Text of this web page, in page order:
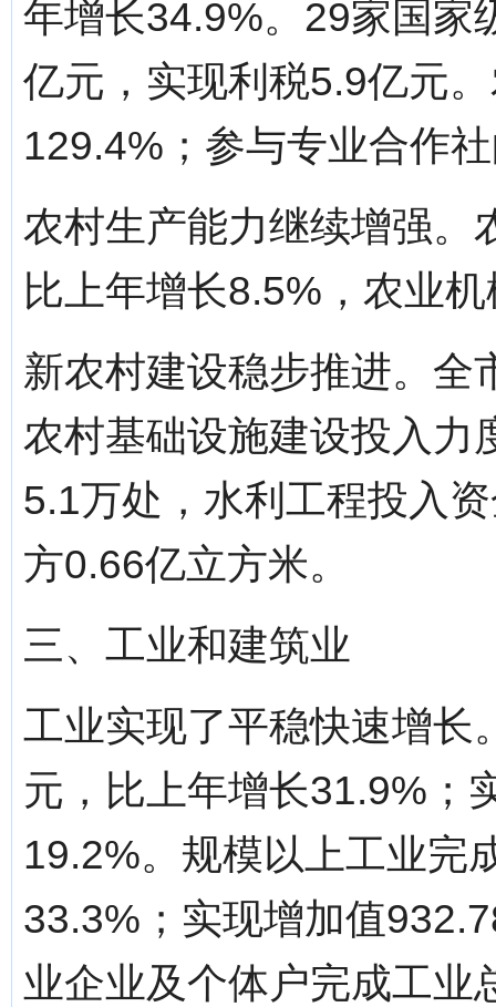
年增长34.9%。29家国家
亿元，实现利税5.9亿元
129.4%；参与专业合作
农村生产能力继续增强。
比上年增长8.5%，农业
新农村建设稳步推进。全
农村基础设施建设投入力
5.1万处，水利工程投入
方0.66亿立方米。
三、工业和建筑业
工业实现了平稳快速增长
元，比上年增长31.9%；
19.2%。规模以上工业完
33.3%；实现增加值
业企业及个体户完成工业